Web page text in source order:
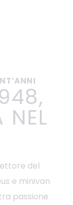
NEL
del
e minivan
passione